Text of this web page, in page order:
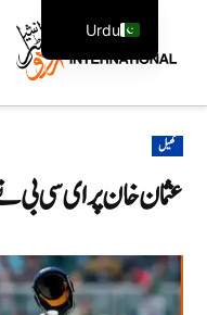
POSTED
IN
کھیل
عثمان خان پر ای سی بی
Urdu
English